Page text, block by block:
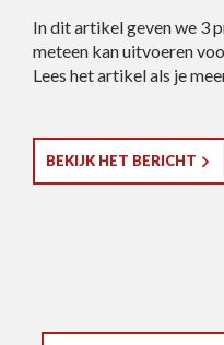
In dit artikel geven we 3
meteen kan uitvoeren
Lees het artikel als je
BEKIJK HET BERICHT